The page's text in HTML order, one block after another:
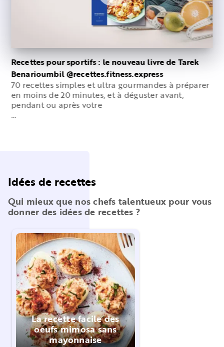
Recettes pour sportifs : le nouveau livre de Tarek
Benarioumbil @recettes.fitness.express
70 recettes simples et ultra gourmandes à préparer
en moins de 20 minutes, et à déguster avant,
pendant ou après votre
…
Idées de recettes
Qui mieux que nos chefs talentueux pour vous
donner des idées de recettes ?
La recette facile des
oeufs mimosa sans
mayonnaise